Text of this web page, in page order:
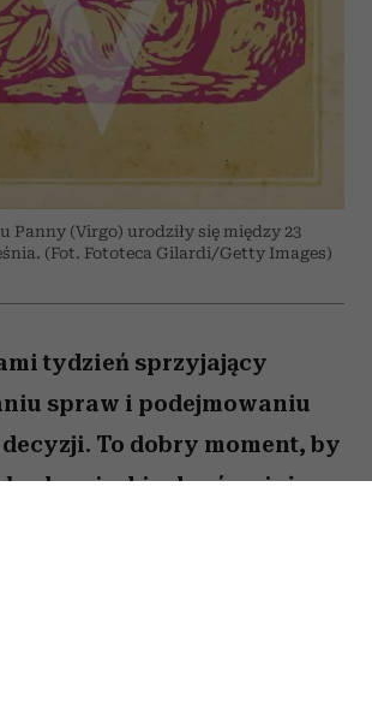
Panny (Virgo) urodziły się między 23
(Fot. Fototeca Gilardi/Getty Images)
tydzień sprzyjający
spraw i podejmowaniu
To dobry moment, by
obowiązki, ale również